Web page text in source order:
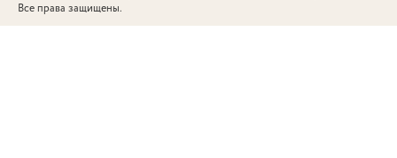
Все права защищены.